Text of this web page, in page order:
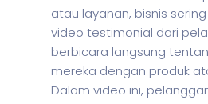
atau layanan, bisnis
video testimonial dari
berbicara langsung
mereka dengan produk
Dalam video ini,